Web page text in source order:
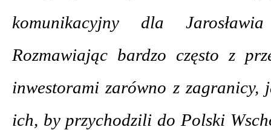
komunikacyjny dla
Rozmawiając bardzo często z
inwestorami zarówno z zagranicy,
ich, by przychodzili do Polski